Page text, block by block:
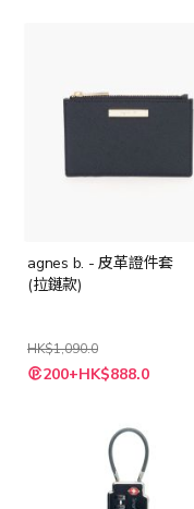
agnes b. - 皮革證件套
(拉鏈款)
HK$1,090.0
特
殊 200+HK$888.0